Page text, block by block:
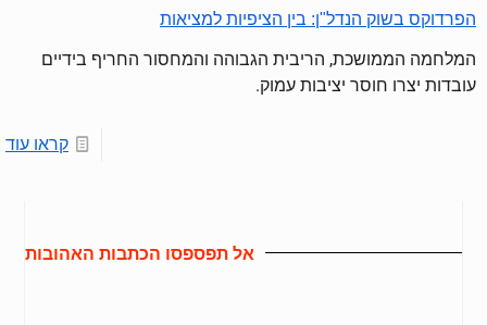
הפרדוקס בשוק הנדל"ן: בין הציפיות למציאות
המלחמה הממושכת, הריבית הגבוהה והמחסור החריף בידיים
עובדות יצרו חוסר יציבות עמוק.
קראו עוד
אל תפספסו הכתבות האהובות